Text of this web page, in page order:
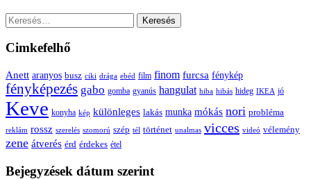
Keresés:
Cimkefelhő
Anett aranyos busz ciki drága ebéd film finom furcsa fénykép
fényképezés gabo gomba gyanús hangulat hiba hibás hideg IKEA jó
Keve konyha kép különleges lakás munka mókás nori probléma
reklám rossz szerelés szomorú szép tél történet unalmas vicces videó vélemény
zene átverés érd érdekes étel
Bejegyzések dátum szerint